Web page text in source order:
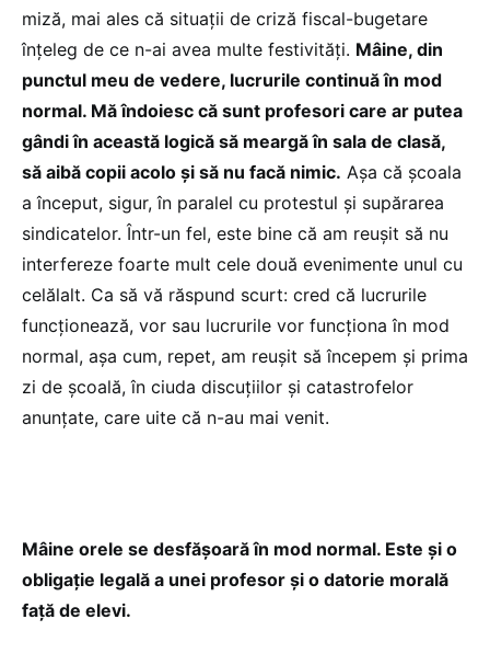
miză, mai ales că situații de criză fiscal-bugetare
înțeleg de ce n-ai avea multe festivități. Mâine, din
punctul meu de vedere, lucrurile continuă în mod
normal. Mă îndoiesc că sunt profesori care ar putea
gândi în această logică să meargă în sala de clasă,
să aibă copii acolo și să nu facă nimic. Așa că școala
a început, sigur, în paralel cu protestul și supărarea
sindicatelor. Într-un fel, este bine că am reușit să nu
interfereze foarte mult cele două evenimente unul cu
celălalt. Ca să vă răspund scurt: cred că lucrurile
funcționează, vor sau lucrurile vor funcționa în mod
normal, așa cum, repet, am reușit să începem și prima
zi de școală, în ciuda discuțiilor și catastrofelor
anunțate, care uite că n-au mai venit.
Mâine orele se desfășoară în mod normal. Este și o
obligație legală a unei profesor și o datorie morală
față de elevi.